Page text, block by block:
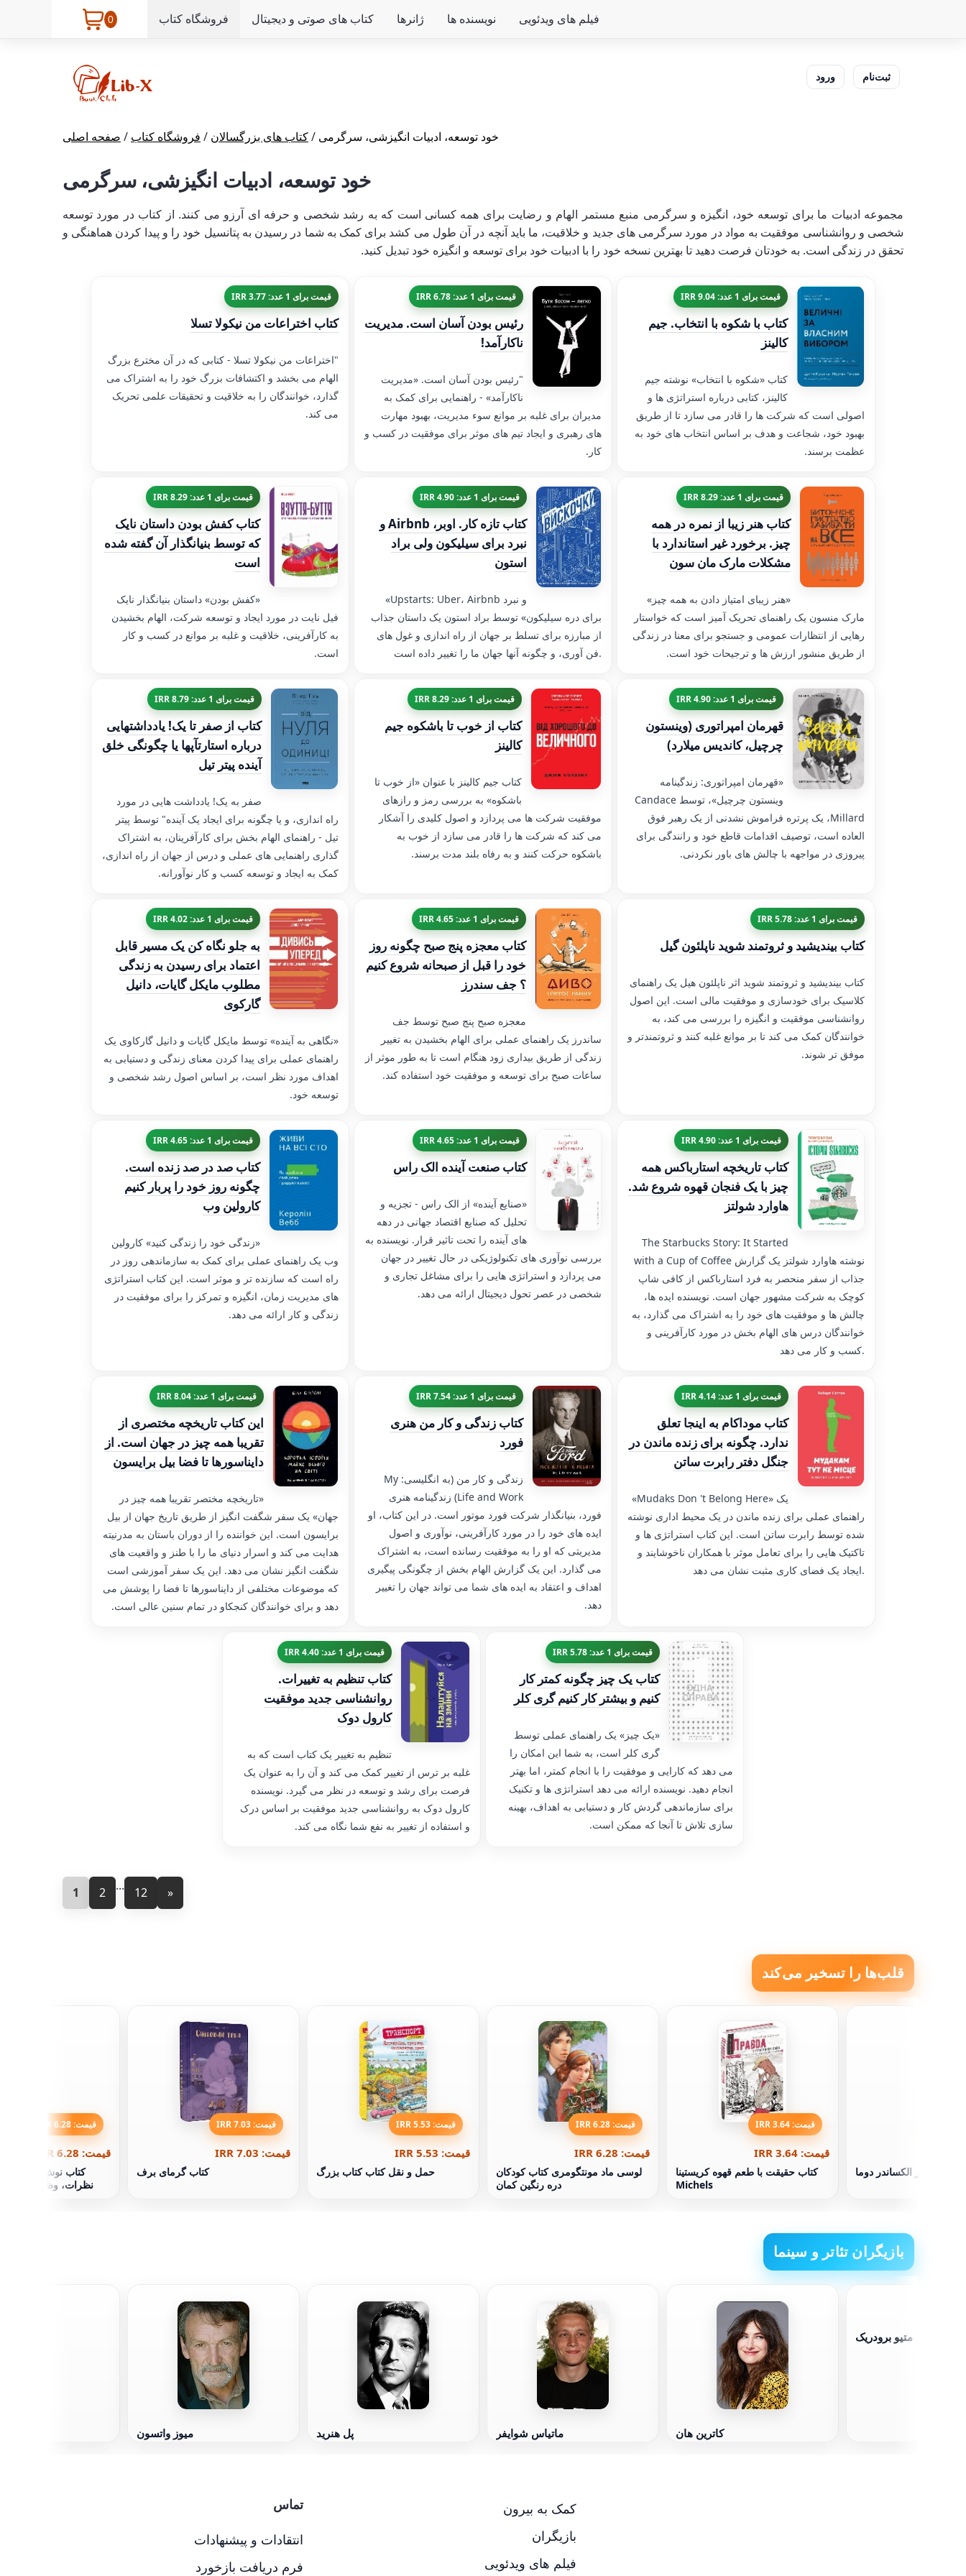
0 فروشگاه کتاب کتاب های صوتی و دیجیتال ژانرها نویسنده ها فیلم های ویدئویی
ورود ثبت‌نام
صفحه اصلی / فروشگاه کتاب / کتاب های بزرگسالان/ خود توسعه، ادبیات انگیزشی، سرگرمی
خود توسعه، ادبیات انگیزشی، سرگرمی
مجموعه ادبیات ما برای توسعه خود، انگیزه و سرگرمی منبع مستمر الهام و رضایت برای همه کسانی است که به رشد شخصی و حرفه ای آرزو می کنند. از کتاب در مورد توسعه
شخصی و روانشناسی موفقیت به مواد در مورد سرگرمی های جدید و خلاقیت، ما باید آنچه در آن طول می کشد برای کمک به شما در رسیدن به پتانسیل خود را و پیدا کردن هماهنگی و
تحقق در زندگی است. به خودتان فرصت دهید تا بهترین نسخه خود را با ادبیات خود برای توسعه و انگیزه خود تبدیل کنید.
قیمت برای 1 عدد: 3.77 IRR
کتاب اختراعات من نیکولا تسلا
"اختراعات من نیکولا تسلا - کتابی که در آن مخترع بزرگ
الهام می بخشد و اکتشافات بزرگ خود را به اشتراک می
گذارد، خوانندگان را به خلاقیت و تحقیقات علمی تحریک
می کند.
قیمت برای 1 عدد: 6.78 IRR
رئیس بودن آسان است. مدیریت
ناکارآمد!
"رئیس بودن آسان است. «مدیریت
ناکارآمد» - راهنمایی برای کمک به
مدیران برای غلبه بر موانع سوء مدیریت، بهبود مهارت
های رهبری و ایجاد تیم های موثر برای موفقیت در کسب و
کار.
قیمت برای 1 عدد: 9.04 IRR
کتاب با شکوه با انتخاب. جیم
کالینز
کتاب «شکوه با انتخاب» نوشته جیم
کالینز، کتابی درباره استراتژی ها و
اصولی است که شرکت ها را قادر می سازد تا از طریق
بهبود خود، شجاعت و هدف بر اساس انتخاب های خود به
عظمت برسند.
قیمت برای 1 عدد: 8.29 IRR
کتاب کفش بودن داستان نایک
که توسط بنیانگذار آن گفته شده
است
«کفش بودن» داستان بنیانگذار نایک
فیل نایت در مورد ایجاد و توسعه شرکت، الهام بخشیدن
به کارآفرینی، خلاقیت و غلبه بر موانع در کسب و کار
است.
قیمت برای 1 عدد: 4.90 IRR
کتاب تازه کار. اوبر، Airbnb و
نبرد برای سیلیکون ولی براد
استون
«Upstarts: Uber، Airbnb و نبرد
برای دره سیلیکون» توسط براد استون یک داستان جذاب
از مبارزه برای تسلط بر جهان از راه اندازی و غول های
فن آوری، و چگونه آنها جهان ما را تغییر داده است.
قیمت برای 1 عدد: 8.29 IRR
کتاب هنر زیبا از نمره در همه
چیز. برخورد غیر استاندارد با
مشکلات مارک مان سون
«هنر زیبای امتیاز دادن به همه چیز»
مارک منسون یک راهنمای تحریک آمیز است که خواستار
رهایی از انتظارات عمومی و جستجو برای معنا در زندگی
از طریق منشور ارزش ها و ترجیحات خود است.
قیمت برای 1 عدد: 8.79 IRR
کتاب از صفر تا یک! یادداشتهایی
درباره استارتآپها یا چگونگی خلق
آینده پیتر تیل
صفر به یک! یادداشت هایی در مورد
راه اندازی، و یا چگونه برای ایجاد یک آینده" توسط پیتر
تیل - راهنمای الهام بخش برای کارآفرینان، به اشتراک
گذاری راهنمایی های عملی و درس از جهان از راه اندازی،
کمک به ایجاد و توسعه کسب و کار نوآورانه.
قیمت برای 1 عدد: 8.29 IRR
کتاب از خوب تا باشکوه جیم
کالینز
کتاب جیم کالینز با عنوان «از خوب تا
باشکوه» به بررسی رمز و رازهای
موفقیت شرکت ها می پردازد و اصول کلیدی را آشکار
می کند که شرکت ها را قادر می سازد از خوب به
باشکوه حرکت کنند و به رفاه بلند مدت برسند.
قیمت برای 1 عدد: 4.90 IRR
قهرمان امپراتوری (وینستون
چرچیل، کاندیس میلارد)
«قهرمان امپراتوری: زندگینامه
وینستون چرچیل»، توسط Candace
Millard، یک پرتره فراموش نشدنی از یک رهبر فوق
العاده است، توصیف اقدامات قاطع خود و رانندگی برای
پیروزی در مواجهه با چالش های باور نکردنی.
قیمت برای 1 عدد: 4.02 IRR
به جلو نگاه کن یک مسیر قابل
اعتماد برای رسیدن به زندگی
مطلوب مایکل گایات، دانیل
گارکوی
«نگاهی به آینده» توسط مایکل گایات و دانیل گارکاوی یک
راهنمای عملی برای پیدا کردن معنای زندگی و دستیابی به
اهداف مورد نظر است، بر اساس اصول رشد شخصی و
توسعه خود.
قیمت برای 1 عدد: 4.65 IRR
کتاب معجزه پنج صبح چگونه روز
خود را قبل از صبحانه شروع کنیم
؟ جف سندرز
معجزه صبح پنج صبح توسط جف
ساندرز یک راهنمای عملی برای الهام بخشیدن به تغییر
زندگی از طریق بیداری زود هنگام است تا به طور موثر از
ساعات صبح برای توسعه و موفقیت خود استفاده کند.
قیمت برای 1 عدد: 5.78 IRR
کتاب بیندیشید و ثروتمند شوید ناپلئون گیل
کتاب بیندیشید و ثروتمند شوید اثر ناپلئون هیل یک راهنمای
کلاسیک برای خودسازی و موفقیت مالی است. این اصول
روانشناسی موفقیت و انگیزه را بررسی می کند، به
خوانندگان کمک می کند تا بر موانع غلبه کنند و ثروتمندتر و
موفق تر شوند.
قیمت برای 1 عدد: 4.65 IRR
کتاب صد در صد زنده است.
چگونه روز خود را پربار کنیم
کارولین وب
«زندگی خود را زندگی کنید» کارولین
وب یک راهنمای عملی برای کمک به سازماندهی روز در
راه است که سازنده تر و موثر است. این کتاب استراتژی
های مدیریت زمان، انگیزه و تمرکز را برای موفقیت در
زندگی و کار ارائه می دهد.
قیمت برای 1 عدد: 4.65 IRR
کتاب صنعت آینده الک راس
«صنایع آینده» از الک راس - تجزیه و
تحلیل که صنایع اقتصاد جهانی در دهه
های آینده را تحت تاثیر قرار. نویسنده به
بررسی نوآوری های تکنولوژیکی در حال تغییر در جهان
می پردازد و استراتژی هایی را برای مشاغل تجاری و
شخصی در عصر تحول دیجیتال ارائه می دهد.
قیمت برای 1 عدد: 4.90 IRR
کتاب تاریخچه استارباکس همه
چیز با یک فنجان قهوه شروع شد.
هاوارد شولتز
The Starbucks Story: It Started
with a Cup of Coffee نوشته هاوارد شولتز یک گزارش
جذاب از سفر منحصر به فرد استارباکس از کافی شاپ
کوچک به شرکت مشهور جهان است. نویسنده ایده ها،
چالش ها و موفقیت های خود را به اشتراک می گذارد، به
خوانندگان درس های الهام بخش در مورد کارآفرینی و
کسب و کار می دهد.
قیمت برای 1 عدد: 8.04 IRR
این کتاب تاریخچه مختصری از
تقریبا همه چیز در جهان است. از
دایناسورها تا فضا بیل برایسون
«تاریخچه مختصر تقریبا همه چیز در
جهان» یک سفر شگفت انگیز از طریق تاریخ جهان از بیل
برایسون است. این خواننده را از دوران باستان به مدرنیته
هدایت می کند و اسرار دنیای ما را با طنز و واقعیت های
شگفت انگیز نشان می دهد. این یک سفر آموزشی است
که موضوعات مختلفی از دایناسورها تا فضا را پوشش می
دهد و برای خوانندگان کنجکاو در تمام سنین عالی است.
قیمت برای 1 عدد: 7.54 IRR
کتاب زندگی و کار من هنری
فورد
زندگی و کار من (به انگلیسی: My
Life and Work) زندگینامه هنری
فورد، بنیانگذار شرکت فورد موتور است. در این کتاب، او
ایده های خود را در مورد کارآفرینی، نوآوری و اصول
مدیریتی که او را به موفقیت رسانده است، به اشتراک
می گذارد. این یک گزارش الهام بخش از چگونگی پیگیری
اهداف و اعتقاد به ایده های شما می تواند جهان را تغییر
دهد.
قیمت برای 1 عدد: 4.14 IRR
کتاب موداکام به اینجا تعلق
ندارد. چگونه برای زنده ماندن در
جنگل دفتر رابرت ساتن
«Mudaks Don 't Belong Here» یک
راهنمای عملی برای زنده ماندن در یک محیط اداری نوشته
شده توسط رابرت ساتن است. این کتاب استراتژی ها و
تاکتیک هایی را برای تعامل موثر با همکاران ناخوشایند و
ایجاد یک فضای کاری مثبت نشان می دهد.
قیمت برای 1 عدد: 4.40 IRR
کتاب تنظیم به تغییرات.
روانشناسی جدید موفقیت
کارول دوک
تنظیم به تغییر یک کتاب است که به
غلبه بر ترس از تغییر کمک می کند و آن را به عنوان یک
فرصت برای رشد و توسعه در نظر می گیرد. نویسنده
کارول دوک به روانشناسی جدید موفقیت بر اساس درک
و استفاده از تغییر به نفع شما نگاه می کند.
قیمت برای 1 عدد: 5.78 IRR
کتاب یک چیز چگونه کمتر کار
کنیم و بیشتر کار کنیم گری کلر
«یک چیز» یک راهنمای عملی توسط
گری کلر است، به شما این امکان را
می دهد که کارایی و موفقیت را با انجام کمتر، اما بهتر
انجام دهید. نویسنده ارائه می دهد استراتژی ها و تکنیک
برای سازماندهی گردش کار و دستیابی به اهداف، بهینه
سازی تلاش تا آنجا که ممکن است.
1 2 ... 12 »
قلب‌ها را تسخیر می‌کند
قیمت: 6.28 IRR
قیمت: 6.28 IRR
کتاب نوش املای
نظرات، وظایف و
قیمت: 7.03 IRR
قیمت: 7.03 IRR
کتاب گرمای برف
قیمت: 5.53 IRR
قیمت: 5.53 IRR
حمل و نقل کتاب کتاب بزرگ
قیمت: 6.28 IRR
قیمت: 6.28 IRR
لوسی ماد مونتگومری کتاب کودکان
دره رنگین کمان
قیمت: 3.64 IRR
قیمت: 3.64 IRR
کتاب حقیقت با طعم قهوه کریستینا
Michels
سه تفنگدار الکساندر دوما
بازیگران تئاتر و سینما
میوز واتسون پل هنرید ماتیاس شوایفر کاترین هان
متیو برودریک
تماس
انتقادات و پیشنهادات
فرم دریافت بازخورد
کمک به بیرون
بازیگران
فیلم های ویدئویی